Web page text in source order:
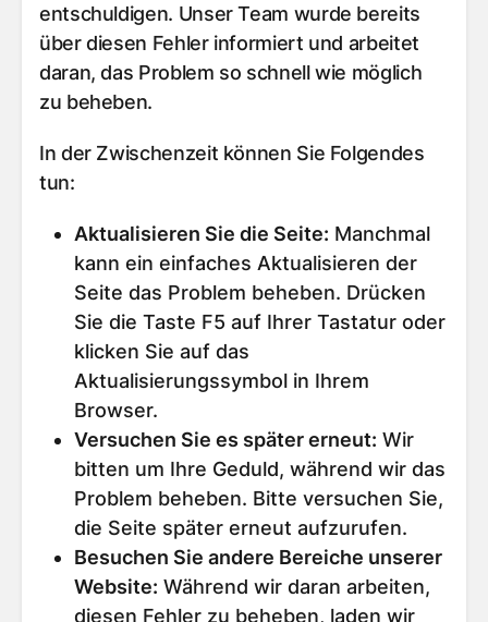
entschuldigen. Unser Team wurde bereits
über diesen Fehler informiert und arbeitet
daran, das Problem so schnell wie möglich
zu beheben.
In der Zwischenzeit können Sie Folgendes
tun:
Aktualisieren Sie die Seite: Manchmal
kann ein einfaches Aktualisieren der
Seite das Problem beheben. Drücken
Sie die Taste F5 auf Ihrer Tastatur oder
klicken Sie auf das
Aktualisierungssymbol in Ihrem
Browser.
Versuchen Sie es später erneut: Wir
bitten um Ihre Geduld, während wir das
Problem beheben. Bitte versuchen Sie,
die Seite später erneut aufzurufen.
Besuchen Sie andere Bereiche unserer
Website: Während wir daran arbeiten,
diesen Fehler zu beheben, laden wir